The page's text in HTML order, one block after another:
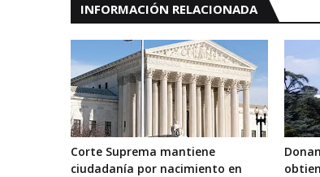
INFORMACIÓN RELACIONADA
Corte Suprema mantiene
ciudadanía por nacimiento en